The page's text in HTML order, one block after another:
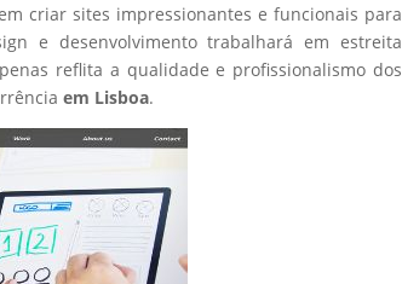
criar sites impressionantes e funcionais para
e desenvolvimento trabalhará em estreita
reflita a qualidade e profissionalismo dos
em Lisboa.